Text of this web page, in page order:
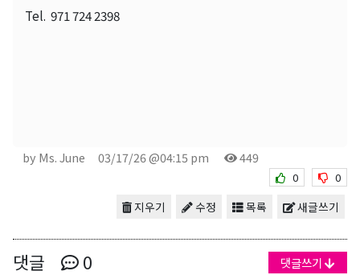
Tel. 971 724 2398
by Ms. June 03/17/26 @04:15 pm 449
0 0
새글쓰기
목록
수정
지우기
댓글 0 댓글쓰기